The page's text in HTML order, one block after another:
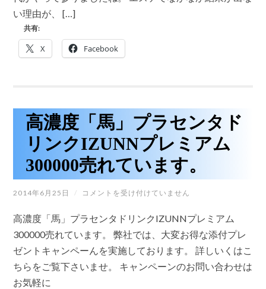
ッ
種
で
も
れ
て
DNA
分
析
美
に
も
役
ま
す!!
い理由が、 […]
共有:
X Facebook
高濃度「馬」プラセンタド
リンクIZUNNプレミアム
300000売れています。
2014年6月25日 /
高
「馬」
プ
ラ
セ
ン
タ
コメントを受け付けていません
高濃度「馬」プラセンタドリンクIZUNNプレミアム
300000売れています。 弊社では、大変お得な添付プレ
ゼントキャンペーんを実施しております。 詳しいくはこ
ちらをご覧下さいませ。 キャンペーンのお問い合わせは
お気軽に